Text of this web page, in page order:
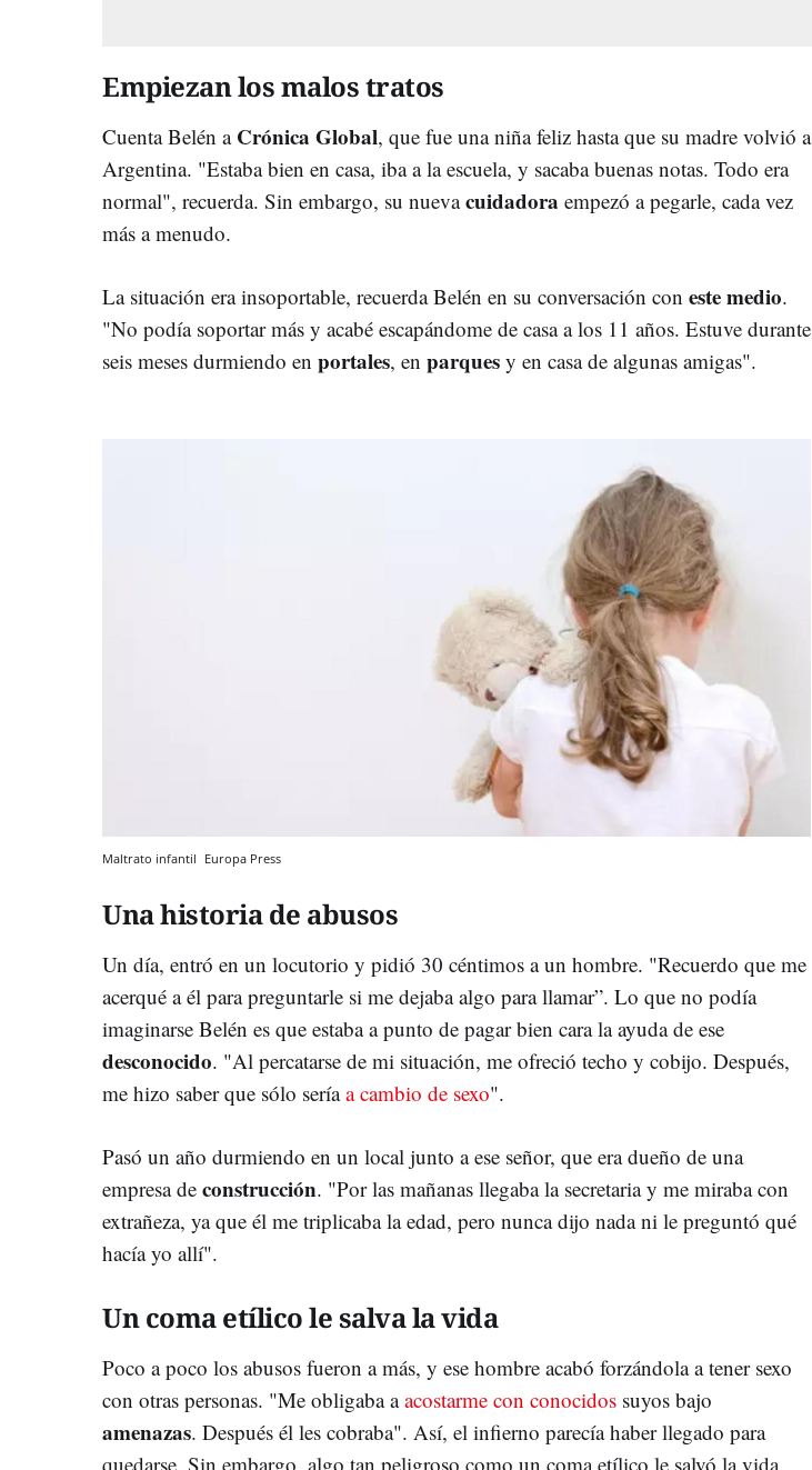
Empiezan los malos tratos
Cuenta Belén a Crónica Global, que fue una niña feliz hasta que su madre volvió a
Argentina. "Estaba bien en casa, iba a la escuela, y sacaba buenas notas. Todo era
normal", recuerda. Sin embargo, su nuevacuidadora empezó a pegarle, cada vez
más a menudo.
La situación era insoportable, recuerda Belén en su conversación con este medio.
"No podía soportar más y acabé escapándome de casa a los 11 años. Estuve durante
seis meses durmiendo en portales, en parques y en casa de algunas amigas".
Maltrato infantil Europa Press
Una historia de abusos
Un día, entró en un locutorio y pidió 30 céntimos a un hombre. "Recuerdo que me
acerqué a él para preguntarle si me dejaba algo para llamar”. Lo que no podía
imaginarse Belén es que estaba a punto de pagar bien cara la ayuda de ese
desconocido. "Al percatarse de mi situación, me ofreció techo y cobijo. Después,
me hizo saber que sólo seríaa cambio de sexo".
Pasó un año durmiendo en un local junto a ese señor, que era dueño de una
empresa de construcción. "Por las mañanas llegaba la secretaria y me miraba con
extrañeza, ya que él me triplicaba la edad, pero nunca dijo nada ni le preguntó qué
hacía yo allí".
Un coma etílico le salva la vida
Poco a poco los abusos fueron a más, y ese hombre acabó forzándola a tener sexo
con otras personas. "Me obligaba aacostarme con conocidos suyos bajo
amenazas. Después él les cobraba". Así, el infierno parecía haber llegado para
quedarse. Sin embargo, algo tan peligroso como un coma etílico le salvó la vida.